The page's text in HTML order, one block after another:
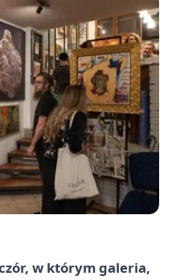
w którym galeria,